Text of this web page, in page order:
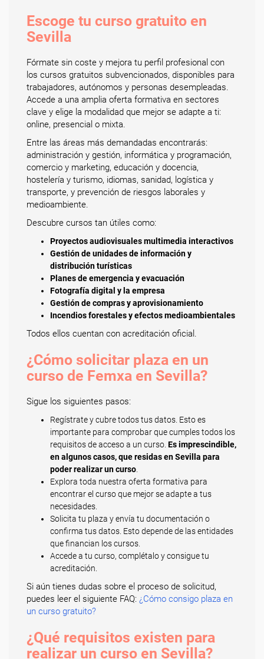
Escoge tu curso gratuito en
Sevilla
Fórmate sin coste y mejora tu perfil profesional con
los cursos gratuitos subvencionados, disponibles para
trabajadores, autónomos y personas desempleadas.
Accede a una amplia oferta formativa en sectores
clave y elige la modalidad que mejor se adapte a ti:
online, presencial o mixta.
Entre las áreas más demandadas encontrarás:
administración y gestión, informática y programación,
comercio y marketing, educación y docencia,
hostelería y turismo, idiomas, sanidad, logística y
transporte, y prevención de riesgos laborales y
medioambiente.
Descubre cursos tan útiles como:
Proyectos audiovisuales multimedia interactivos
Gestión de unidades de información y
distribución turísticas
Planes de emergencia y evacuación
Fotografía digital y la empresa
Gestión de compras y aprovisionamiento
Incendios forestales y efectos medioambientales
Todos ellos cuentan con acreditación oficial.
¿Cómo solicitar plaza en un
curso de Femxa en Sevilla?
Sigue los siguientes pasos:
Regístrate y cubre todos tus datos. Esto es
importante para comprobar que cumples todos los
requisitos de acceso a un curso. Es imprescindible,
en algunos casos, que residas en Sevilla para
poder realizar un curso
Explora toda nuestra oferta formativa para
encontrar el curso que mejor se adapte a tus
necesidades.
Solicita tu plaza y envía tu documentación o
confirma tus datos. Esto depende de las entidades
que financian los cursos.
Accede a tu curso, complétalo y consigue tu
acreditación.
Si aún tienes dudas sobre el proceso de solicitud,
puedes leer el siguiente FAQ: ¿Cómo consigo plaza en
un curso gratuito?
¿Qué requisitos existen para
realizar un curso en Sevilla?